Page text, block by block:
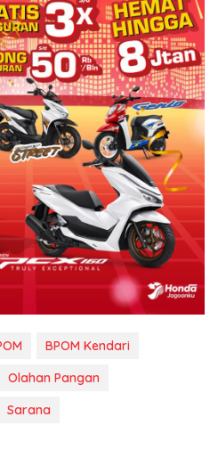
BPOM Kendari
Olahan Pangan
Sarana